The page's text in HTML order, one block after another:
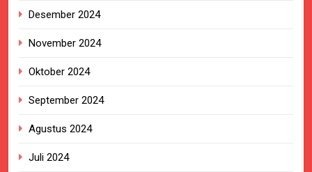
Desember 2024
November 2024
Oktober 2024
September 2024
Agustus 2024
Juli 2024